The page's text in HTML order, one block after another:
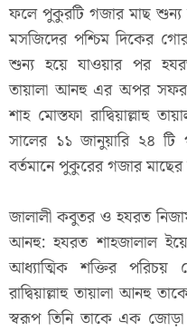
ফলে পুকুরটি গজার মাছ
মসজিদের পশ্চিম দিকের
শুন্য হয়ে যাওয়ার পর হযরত
তায়ালা আনহু এর অপর
শাহ মোস্তফা রাদ্বিয়াল্লাহু
সালের ১১ জানুয়ারি ২৪
বর্তমানে পুকুরের গজার
জালালী কবুতর ও হযরত নিজাম
আনহু: হযরত শাহজালাল
আধ্যাত্মিক শক্তির পরিচয়
রাদ্বিয়াল্লাহু তায়ালা আনহু
স্বরূপ তিনি তাকে এক